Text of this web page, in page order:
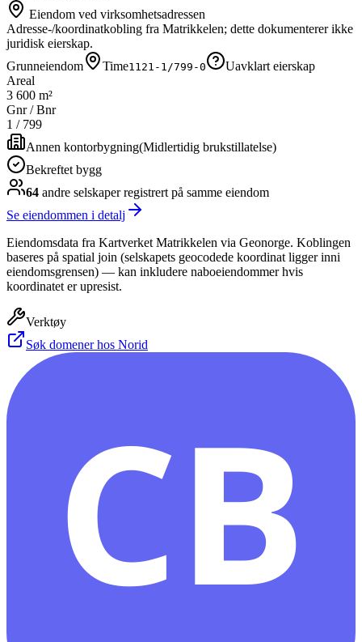
Eiendom ved virksomhetsadressen
Adresse-/koordinatkobling fra Matrikkelen; dette dokumenterer ikke
juridisk eierskap.
Grunneiendom
Time1121-1/799-0
Uavklart eierskap
Areal
3 600 m²
Gnr / Bnr
1 / 799
Annen kontorbygning(Midlertidig brukstillatelse)
Bekreftet bygg
64 andre selskaperregistrert på samme eiendom
Se eiendommen i detalj
Eiendomsdata fra Kartverket Matrikkelen via Geonorge. Koblingen
baseres på spatial join (selskapets geocodede koordinat ligger inni
eiendomsgrensen) — kan inkludere naboeiendommer hvis
koordinatet er upresist.
Verktøy
Søk domener hos Norid
CB